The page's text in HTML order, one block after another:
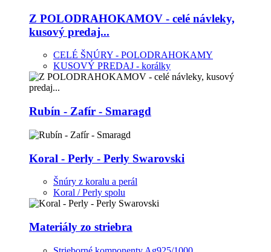
Z POLODRAHOKAMOV - celé návleky,
kusový predaj...
CELÉ ŠNÚRY - POLODRAHOKAMY
KUSOVÝ PREDAJ - korálky
Rubín - Zafír - Smaragd
Koral - Perly - Perly Swarovski
Šnúry z koralu a perál
Koral / Perly spolu
Materiály zo striebra